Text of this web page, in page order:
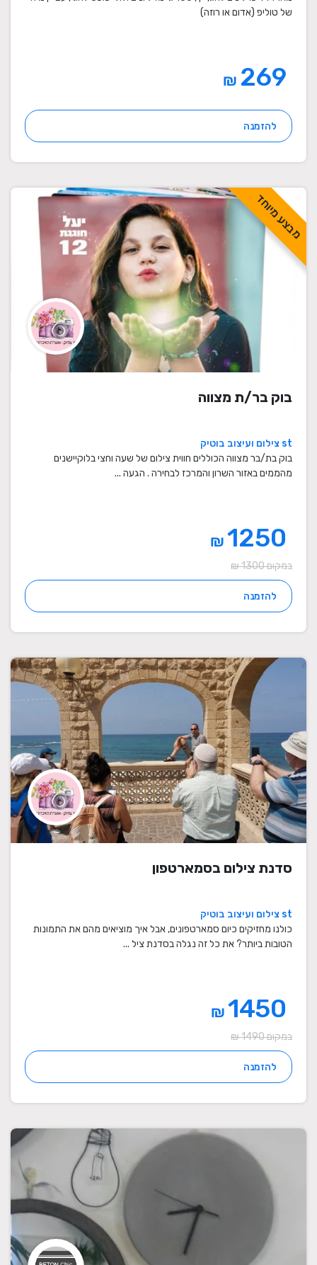
של טוליפ (אדום או רוזה)
₪
להזמנה
מבצע מיוחד
בוק בר/ת מצווה
st צילום ועיצוב בוטיק
בוק בת/בר מצווה הכוללים חווית צילום של שעה וחצי בלוקיישנים
מהממים באזור השרון והמרכז לבחירה . הגעה ...
₪
במקום 1300 ₪
להזמנה
סדנת צילום בסמארטפון
st צילום ועיצוב בוטיק
כולנו מחזיקים כיום סמארטפונים, אבל איך מוציאים מהם את התמונות
הטובות ביותר? את כל זה נגלה בסדנת ציל ...
₪
במקום 1490 ₪
להזמנה